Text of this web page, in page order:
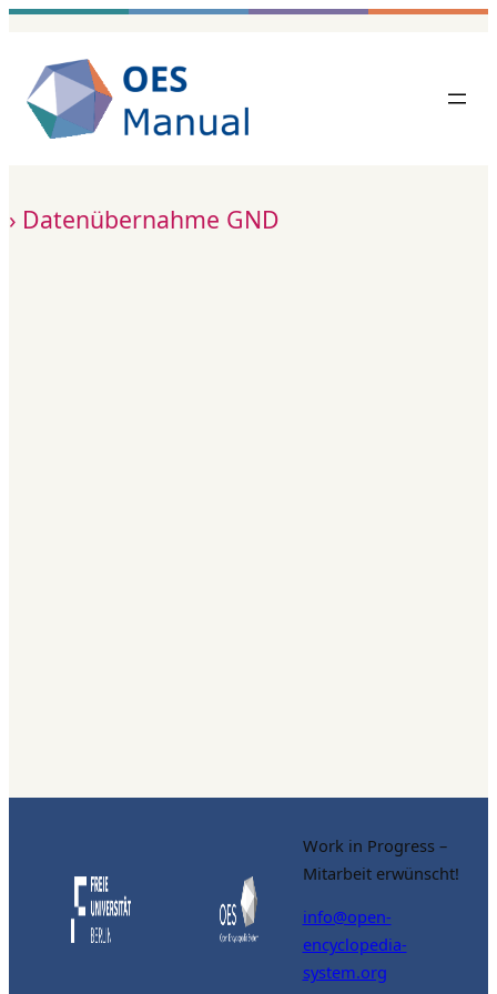
Zum
springen
Datenübernahme GND
Work in Progress –
Mitarbeit erwünscht!
info@open-
encyclopedia-
system.org